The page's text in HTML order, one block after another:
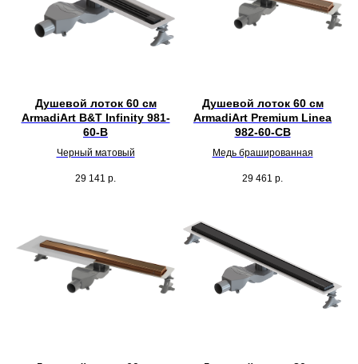
Душевой лоток 60 см
ArmadiArt B&T Infinity 981-
60-B
Черный матовый
29 141 р.
Душевой лоток 60 см
ArmadiArt Premium Linea
982-60-CB
Медь брашированная
29 461 р.